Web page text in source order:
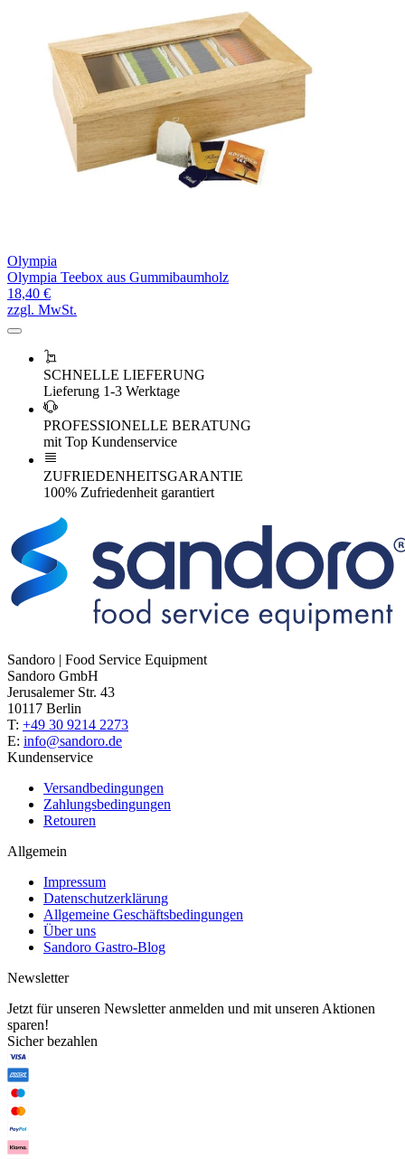
Olympia
Olympia Teebox aus Gummibaumholz
18,40 €
zzgl. MwSt.
SCHNELLE LIEFERUNG
Lieferung 1-3 Werktage
PROFESSIONELLE BERATUNG
mit Top Kundenservice
ZUFRIEDENHEITSGARANTIE
100% Zufriedenheit garantiert
Sandoro | Food Service Equipment
Sandoro GmbH
Jerusalemer Str. 43
10117 Berlin
T: +49 30 9214 2273
E: info@sandoro.de
Kundenservice
Versandbedingungen
Zahlungsbedingungen
Retouren
Allgemein
Impressum
Datenschutzerklärung
Allgemeine Geschäftsbedingungen
Über uns
Sandoro Gastro-Blog
Newsletter
Jetzt für unseren Newsletter anmelden und mit unseren Aktionen
sparen!
Sicher bezahlen